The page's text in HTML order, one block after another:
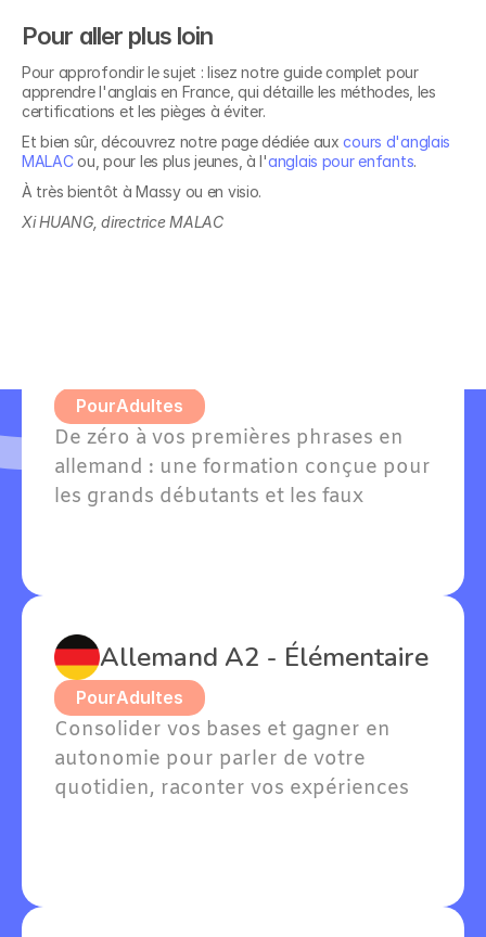
Pour aller plus loin
Pour approfondir le sujet : lisez notre guide complet pour
apprendre l'anglais en France, qui détaille les méthodes, les
certifications et les pièges à éviter.
Et bien sûr, découvrez notre page dédiée aux cours d'anglais
MALAC ou, pour les plus jeunes, à l'anglais pour enfants.
À très bientôt à Massy ou en visio.
Xi HUANG, directrice MALAC
Découvrez nos
formations en
PourAdultes
De zéro à vos premières phrases en
allemand : une formation conçue pour
les grands débutants et les faux
Allemand A2 - Élémentaire
PourAdultes
Consolider vos bases et gagner en
autonomie pour parler de votre
quotidien, raconter vos expériences